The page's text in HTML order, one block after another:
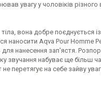
увагу у чоловіків різного
вона добре поєднується
наносити Aqva Pour Homme
для нанесення зап'ястя.
звучання набуває ще
на себе зайву